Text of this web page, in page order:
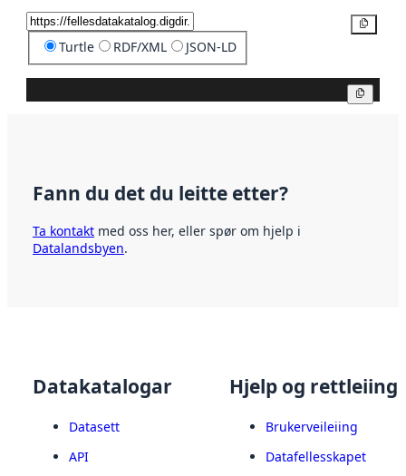
Turtle RDF/XML JSON-LD
Fann du det du leitte etter?
Ta kontakt med oss her, eller spør om hjelp i
Datalandsbyen.
Datakatalogar
Datasett
API
Hjelp og rettleiing
Brukerveileiing
Datafellesskapet